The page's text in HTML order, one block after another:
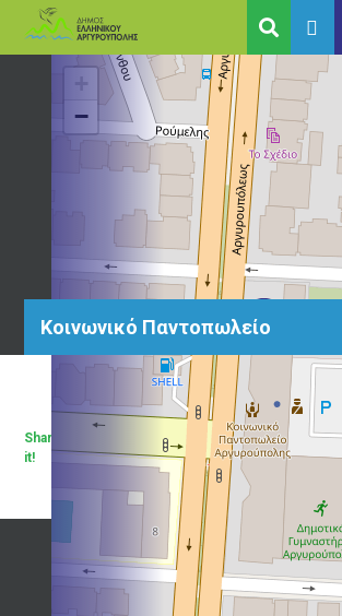
Κοινωνικό Παντοπωλείο
−
Share
it!
Επικοινωνία